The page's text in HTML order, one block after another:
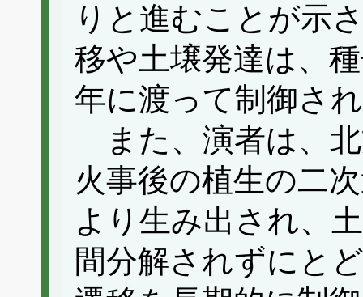
りと進むことが示
移や土壌発達は、
年に渡って制御さ
また、演者は、
火事後の植生の二
より生み出され、
間分解されずにと